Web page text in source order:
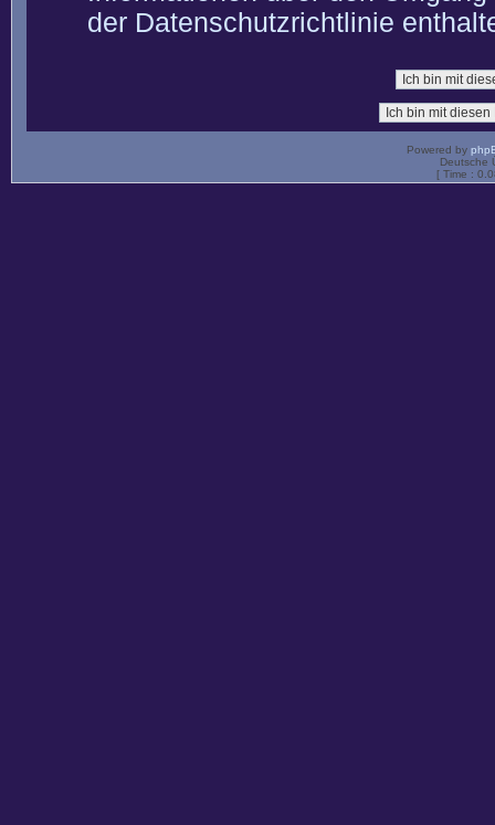
der Datenschutzrichtlinie
Powered by
Deutsche
[ Time :